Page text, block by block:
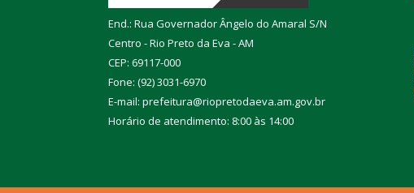
End.: Rua Governador Ângelo do Amaral S/N
Centro - Rio Preto da Eva - AM
CEP: 69117-000
Fone: (92) 3031-6970
E-mail: prefeitura@riopretodaeva.am.gov.br
Horário de atendimento: 8:00 às 14:00